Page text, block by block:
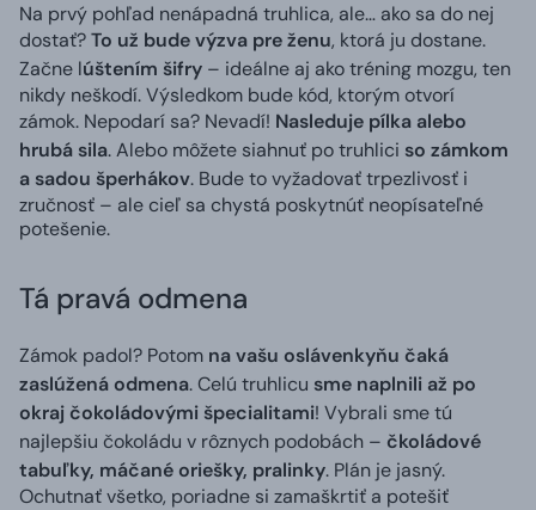
Na prvý pohľad nenápadná truhlica, ale… ako sa do nej
dostať?To už bude výzva pre ženu, ktorá ju dostane.
Začne lúštením šifry – ideálne aj ako tréning mozgu, ten
nikdy neškodí. Výsledkom bude kód, ktorým otvorí
zámok. Nepodarí sa? Nevadí! Nasleduje pílka alebo
hrubá sila. Alebo môžete siahnuť po truhlici so zámkom
a sadou šperhákov. Bude to vyžadovať trpezlivosť i
zručnosť – ale cieľ sa chystá poskytnúť neopísateľné
potešenie.
Tá pravá odmena
Zámok padol? Potom na vašu oslávenkyňu čaká
zaslúžená odmena. Celú truhlicu sme naplnili až po
okraj čokoládovými špecialitami! Vybrali sme tú
najlepšiu čokoládu v rôznych podobách – čkoládové
tabuľky, máčané oriešky, pralinky. Plán je jasný.
Ochutnať všetko, poriadne si zamaškrtiť a potešiť